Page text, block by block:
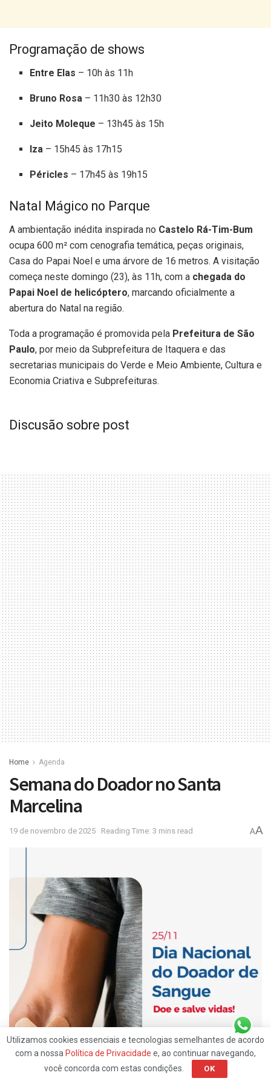
Programação de shows
Entre Elas – 10h às 11h
Bruno Rosa – 11h30 às 12h30
Jeito Moleque – 13h45 às 15h
Iza – 15h45 às 17h15
Péricles – 17h45 às 19h15
Natal Mágico no Parque
A ambientação inédita inspirada no Castelo Rá-Tim-Bum
ocupa 600 m² com cenografia temática, peças originais,
Casa do Papai Noel e uma árvore de 16 metros. A visitação
começa neste domingo (23), às 11h, com a chegada do
Papai Noel de helicóptero, marcando oficialmente a
abertura do Natal na região.
Toda a programação é promovida pela Prefeitura de São
Paulo, por meio da Subprefeitura de Itaquera e das
secretarias municipais do Verde e Meio Ambiente, Cultura e
Economia Criativa e Subprefeituras.
Discusão sobre post
Home Agenda
Semana do Doador no Santa
Marcelina
19 de novembro de 2025 Reading Time: 3 mins read AA
Utilizamos cookies essenciais e tecnologias semelhantes de acordo
com a nossa Política de Privacidade e, ao continuar navegando,
você concorda com estas condições.
OK